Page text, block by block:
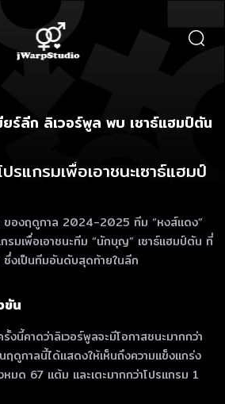
ยร์ลีก ลิเวอร์พูล พบ เซาธ์แฮมป์ตัน
รแกรมเพื่อเอาชนะเซาธ์แฮมป์
ของฤดูกาล 2024-2025 ทีม “หงส์แดง”
กรมเพื่อเอาชนะทีม “นักบุญ” เซาธ์แฮมป์ตัน ที่
งเป็นทีมอันดับสุดท้ายในลีก
ขัน
งนี้คาดว่าลิเวอร์พูลจะมีโอกาสชนะมากกว่า
ฤดูกาลนี้ได้แสดงให้เห็นถึงความแข็งแกร่ง
มด 67 แต้ม และเตะมากกว่าโปรแกรม 1